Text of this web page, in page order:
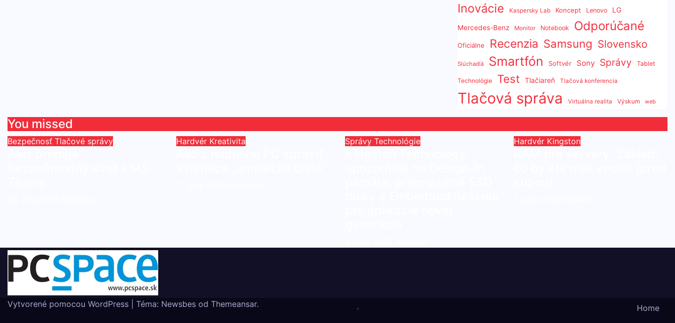
Inovácie Kaspersky Lab Koncept Lenovo LG
Mercedes-Benz Monitor Notebook Odporúčané
Oficiálne Recenzia Samsung Slovensko
Slúchadlá Smartfón Softvér Sony Správy Tablet
Technológie Test Tlačiareň Tlačová konferencia
Tlačová správa Virtuálna realita Výskum web
You missed
Bezpečnosť Tlačové správy Hardvér Kreativita Správy Technológie Hardvér Kingston
Vytvorené pomocou WordPress Téma: Newsbes od Themeansar.
Home